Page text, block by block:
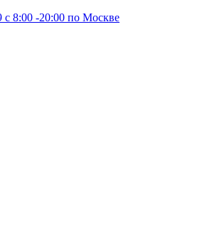
c 8:00 -20:00 по Москве